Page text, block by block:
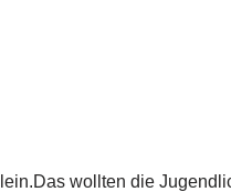
wollten die